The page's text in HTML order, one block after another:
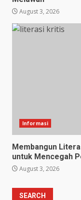
August 3, 2026
Informasi
Membangun
untuk Mencegah
August 3, 2026
SEARCH